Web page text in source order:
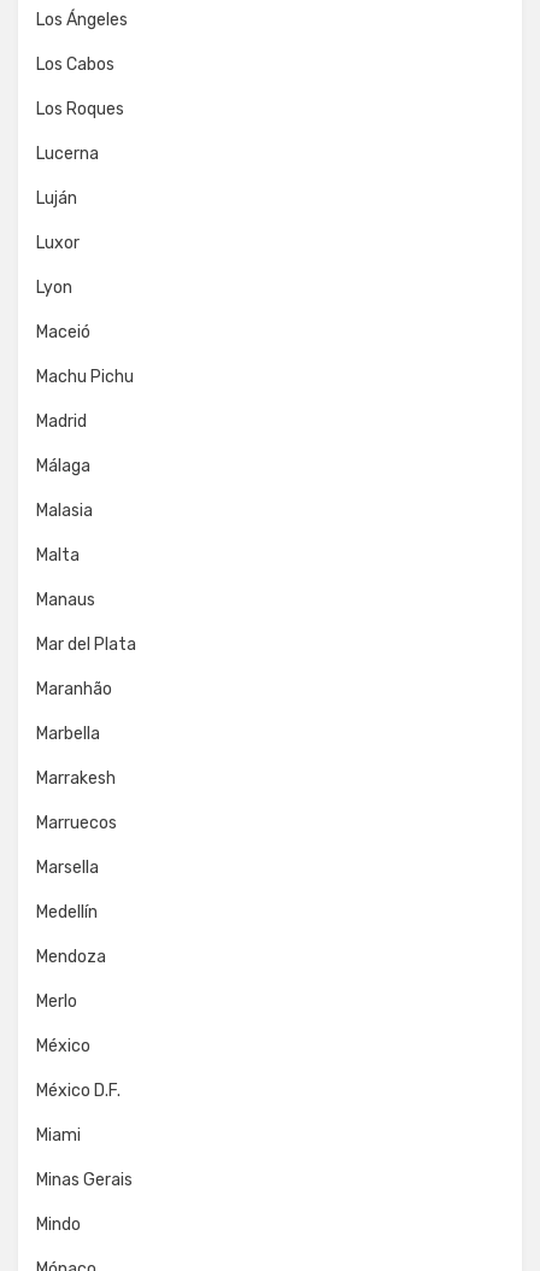
Los Ángeles
Los Cabos
Los Roques
Lucerna
Luján
Luxor
Lyon
Maceió
Machu Pichu
Madrid
Málaga
Malasia
Malta
Manaus
Mar del Plata
Maranhão
Marbella
Marrakesh
Marruecos
Marsella
Medellín
Mendoza
Merlo
México
México D.F.
Miami
Minas Gerais
Mindo